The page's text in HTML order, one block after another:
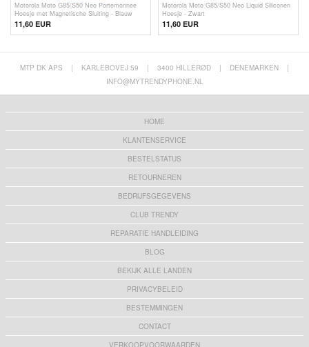
Motorola Moto G85/S50 Neo Portemonnee
Hoesje met Magnetische Sluiting - Blauw
11,60 EUR
Motorola Moto G85/S50 Neo Liquid Siliconen
Hoesje - Zwart
11,60 EUR
MTP DK APS | KARLEBOVEJ 59 | 3400 HILLERØD | DENEMARKEN
|
INFO@MYTRENDYPHONE.NL
HOME
KLANTENSERVICE
BESTELSTATUS
RETOURNEREN
BEDRIJFSGEGEVENS
CLUB TRENDY
REPARATIE HANDLEIDING
BLOG
BEKIJK ALLE LANDEN
PRIVACYBELEID
BESTEMMINGEN
CONTACT